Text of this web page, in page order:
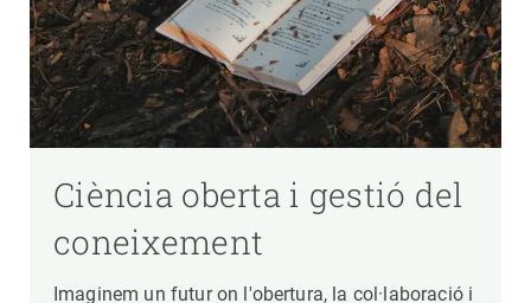
Ciència oberta i gestió del
coneixement
Imaginem un futur on l'obertura, la col·laboració i